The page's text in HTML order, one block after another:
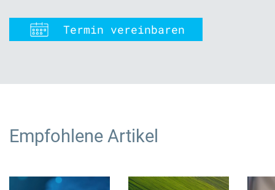
Termin vereinbaren
Empfohlene Artikel